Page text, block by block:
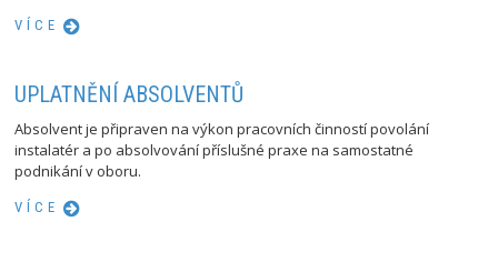
VÍCE
UPLATNĚNÍ ABSOLVENTŮ
Absolvent je připraven na výkon pracovních činností povolání
instalatér a po absolvování příslušné praxe na samostatné
podnikání v oboru.
VÍCE